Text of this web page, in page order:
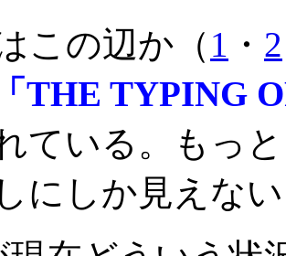
この辺か（ 1 ・ 2
「THE TYPING
ている。もっ
にしか見えな